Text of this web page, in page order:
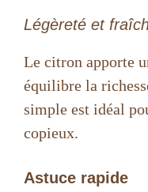
Légèreté et
Le citron apporte
équilibre la
simple est idéal
copieux.
Astuce rapide